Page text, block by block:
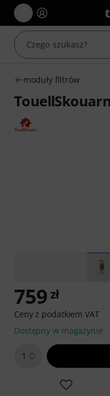
moduły filtrów
759 zł
Ceny z podatkiem VAT
Dostępny w magazynie
1